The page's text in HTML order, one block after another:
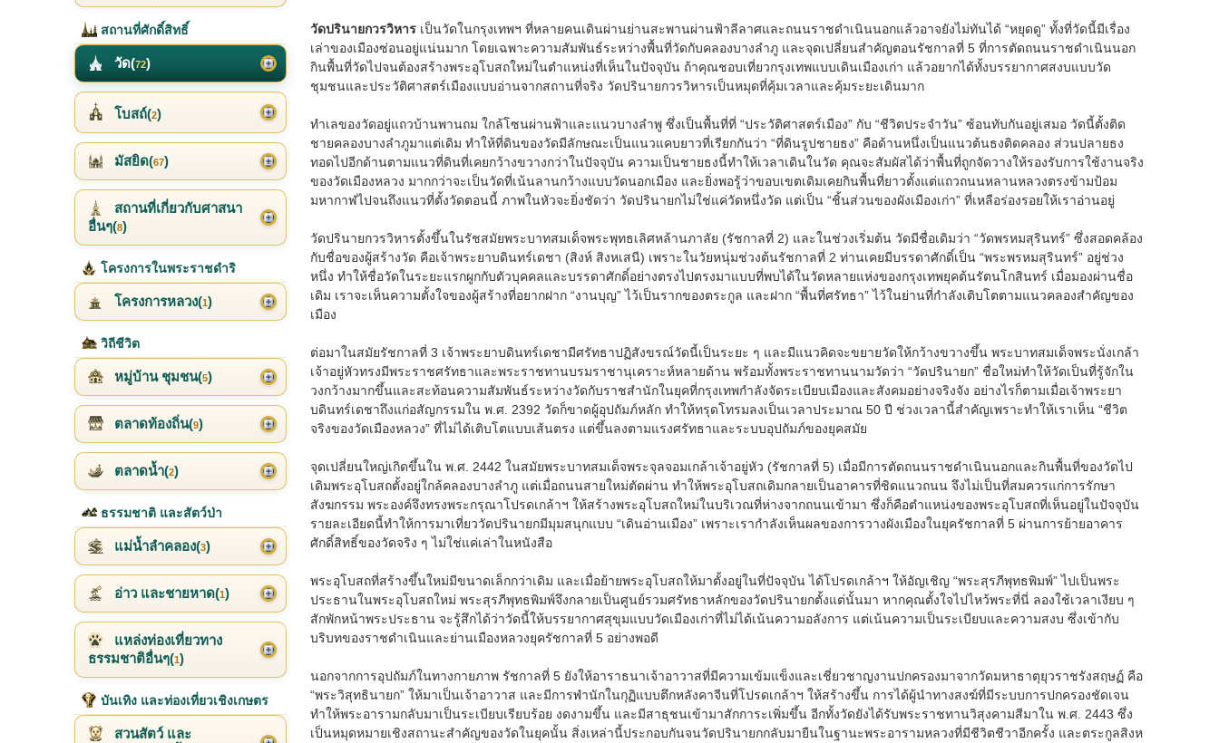
วัดปรินายกวรวิหารเป็นวัดในกรุงเทพฯ ที่หลายคนเดินผ่านย่านสะพานผ่านฟ้าลีลาศและถนนราชดำเนินนอกแล้วอาจยังไม่ทันได้ “หยุดดู” ทั้งที่วัดนี้มีเรื่อง
เล่าของเมืองซ่อนอยู่แน่นมาก โดยเฉพาะความสัมพันธ์ระหว่างพื้นที่วัดกับคลองบางลำภู และจุดเปลี่ยนสำคัญตอนรัชกาลที่ 5 ที่การตัดถนนราชดำเนินนอก
กินพื้นที่วัดไปจนต้องสร้างพระอุโบสถใหม่ในตำแหน่งที่เห็นในปัจจุบัน ถ้าคุณชอบเที่ยวกรุงเทพแบบเดินเมืองเก่า แล้วอยากได้ทั้งบรรยากาศสงบแบบวัด
ชุมชนและประวัติศาสตร์เมืองแบบอ่านจากสถานที่จริง วัดปรินายกวรวิหารเป็นหมุดที่คุ้มเวลาและคุ้มระยะเดินมาก
ทำเลของวัดอยู่แถวบ้านพานถม ใกล้โซนผ่านฟ้าและแนวบางลำพู ซึ่งเป็นพื้นที่ที่ “ประวัติศาสตร์เมือง” กับ “ชีวิตประจำวัน” ซ้อนทับกันอยู่เสมอ วัดนี้ตั้งติด
ชายคลองบางลำภูมาแต่เดิม ทำให้ที่ดินของวัดมีลักษณะเป็นแนวแคบยาวที่เรียกกันว่า “ที่ดินรูปชายธง” คือด้านหนึ่งเป็นแนวต้นธงติดคลอง ส่วนปลายธง
ทอดไปอีกด้านตามแนวที่ดินที่เคยกว้างขวางกว่าในปัจจุบัน ความเป็นชายธงนี้ทำให้เวลาเดินในวัด คุณจะสัมผัสได้ว่าพื้นที่ถูกจัดวางให้รองรับการใช้งานจริง
ของวัดเมืองหลวง มากกว่าจะเป็นวัดที่เน้นลานกว้างแบบวัดนอกเมือง และยิ่งพอรู้ว่าขอบเขตเดิมเคยกินพื้นที่ยาวตั้งแต่แถวถนนหลานหลวงตรงข้ามป้อม
มหากาฬไปจนถึงแนวที่ตั้งวัดตอนนี้ ภาพในหัวจะยิ่งชัดว่า วัดปรินายกไม่ใช่แค่วัดหนึ่งวัด แต่เป็น “ชิ้นส่วนของผังเมืองเก่า” ที่เหลือร่องรอยให้เราอ่านอยู่
วัดปรินายกวรวิหารตั้งขึ้นในรัชสมัยพระบาทสมเด็จพระพุทธเลิศหล้านภาลัย (รัชกาลที่ 2) และในช่วงเริ่มต้น วัดมีชื่อเดิมว่า “วัดพรหมสุรินทร์” ซึ่งสอดคล้อง
กับชื่อของผู้สร้างวัด คือเจ้าพระยาบดินทร์เดชา (สิงห์ สิงหเสนี) เพราะในวัยหนุ่มช่วงต้นรัชกาลที่ 2 ท่านเคยมีบรรดาศักดิ์เป็น “พระพรหมสุรินทร์” อยู่ช่วง
หนึ่ง ทำให้ชื่อวัดในระยะแรกผูกกับตัวบุคคลและบรรดาศักดิ์อย่างตรงไปตรงมาแบบที่พบได้ในวัดหลายแห่งของกรุงเทพยุคต้นรัตนโกสินทร์ เมื่อมองผ่านชื่อ
เดิม เราจะเห็นความตั้งใจของผู้สร้างที่อยากฝาก “งานบุญ” ไว้เป็นรากของตระกูล และฝาก “พื้นที่ศรัทธา” ไว้ในย่านที่กำลังเติบโตตามแนวคลองสำคัญของ
เมือง
ต่อมาในสมัยรัชกาลที่ 3 เจ้าพระยาบดินทร์เดชามีศรัทธาปฏิสังขรณ์วัดนี้เป็นระยะ ๆ และมีแนวคิดจะขยายวัดให้กว้างขวางขึ้น พระบาทสมเด็จพระนั่งเกล้า
เจ้าอยู่หัวทรงมีพระราชศรัทธาและพระราชทานบรมราชานุเคราะห์หลายด้าน พร้อมทั้งพระราชทานนามวัดว่า “วัดปรินายก” ชื่อใหม่ทำให้วัดเป็นที่รู้จักใน
วงกว้างมากขึ้นและสะท้อนความสัมพันธ์ระหว่างวัดกับราชสำนักในยุคที่กรุงเทพกำลังจัดระเบียบเมืองและสังคมอย่างจริงจัง อย่างไรก็ตามเมื่อเจ้าพระยา
บดินทร์เดชาถึงแก่อสัญกรรมใน พ.ศ. 2392 วัดก็ขาดผู้อุปถัมภ์หลัก ทำให้ทรุดโทรมลงเป็นเวลาประมาณ 50 ปี ช่วงเวลานี้สำคัญเพราะทำให้เราเห็น “ชีวิต
จริงของวัดเมืองหลวง” ที่ไม่ได้เติบโตแบบเส้นตรง แต่ขึ้นลงตามแรงศรัทธาและระบบอุปถัมภ์ของยุคสมัย
จุดเปลี่ยนใหญ่เกิดขึ้นใน พ.ศ. 2442 ในสมัยพระบาทสมเด็จพระจุลจอมเกล้าเจ้าอยู่หัว (รัชกาลที่ 5) เมื่อมีการตัดถนนราชดำเนินนอกและกินพื้นที่ของวัดไป
เดิมพระอุโบสถตั้งอยู่ใกล้คลองบางลำภู แต่เมื่อถนนสายใหม่ตัดผ่าน ทำให้พระอุโบสถเดิมกลายเป็นอาคารที่ชิดแนวถนน จึงไม่เป็นที่สมควรแก่การรักษา
สังฆกรรม พระองค์จึงทรงพระกรุณาโปรดเกล้าฯ ให้สร้างพระอุโบสถใหม่ในบริเวณที่ห่างจากถนนเข้ามา ซึ่งก็คือตำแหน่งของพระอุโบสถที่เห็นอยู่ในปัจจุบัน
รายละเอียดนี้ทำให้การมาเที่ยววัดปรินายกมีมุมสนุกแบบ “เดินอ่านเมือง” เพราะเรากำลังเห็นผลของการวางผังเมืองในยุครัชกาลที่ 5 ผ่านการย้ายอาคาร
ศักดิ์สิทธิ์ของวัดจริง ๆ ไม่ใช่แค่เล่าในหนังสือ
พระอุโบสถที่สร้างขึ้นใหม่มีขนาดเล็กกว่าเดิม และเมื่อย้ายพระอุโบสถให้มาตั้งอยู่ในที่ปัจจุบัน ได้โปรดเกล้าฯ ให้อัญเชิญ “พระสุรภีพุทธพิมพ์” ไปเป็นพระ
ประธานในพระอุโบสถใหม่ พระสุรภีพุทธพิมพ์จึงกลายเป็นศูนย์รวมศรัทธาหลักของวัดปรินายกตั้งแต่นั้นมา หากคุณตั้งใจไปไหว้พระที่นี่ ลองใช้เวลาเงียบ ๆ
สักพักหน้าพระประธาน จะรู้สึกได้ว่าวัดนี้ให้บรรยากาศสุขุมแบบวัดเมืองเก่าที่ไม่ได้เน้นความอลังการ แต่เน้นความเป็นระเบียบและความสงบ ซึ่งเข้ากับ
บริบทของราชดำเนินและย่านเมืองหลวงยุครัชกาลที่ 5 อย่างพอดี
นอกจากการอุปถัมภ์ในทางกายภาพ รัชกาลที่ 5 ยังให้อาราธนาเจ้าอาวาสที่มีความเข้มแข็งและเชี่ยวชาญงานปกครองมาจากวัดมหาธาตุยุวราชรังสฤษฏ์ คือ
“พระวิสุทธินายก” ให้มาเป็นเจ้าอาวาส และมีการพำนักในกุฏิแบบตึกหลังคาจีนที่โปรดเกล้าฯ ให้สร้างขึ้น การได้ผู้นำทางสงฆ์ที่มีระบบการปกครองชัดเจน
ทำให้พระอารามกลับมาเป็นระเบียบเรียบร้อย งดงามขึ้น และมีสาธุชนเข้ามาสักการะเพิ่มขึ้น อีกทั้งวัดยังได้รับพระราชทานวิสุงคามสีมาใน พ.ศ. 2443 ซึ่ง
เป็นหมุดหมายเชิงสถานะสำคัญของวัดในยุคนั้น สิ่งเหล่านี้ประกอบกันจนวัดปรินายกกลับมายืนในฐานะพระอารามหลวงที่มีชีวิตชีวาอีกครั้ง และตระกูลสิงห
สถานที่ศักดิ์สิทธิ์
วัด(72)
โบสถ์(2)
มัสยิด(67)
สถานที่เกี่ยวกับศาสนา
อื่นๆ(8)
โครงการในพระราชดำริ
โครงการหลวง(1)
วิถีชีวิต
หมู่บ้าน ชุมชน(5)
ตลาดท้องถิ่น(9)
ตลาดน้ำ(2)
ธรรมชาติ และสัตว์ป่า
แม่น้ำลำคลอง(3)
อ่าว และชายหาด(1)
แหล่งท่องเที่ยวทาง
ธรรมชาติอื่นๆ(1)
บันเทิง และท่องเที่ยวเชิงเกษตร
สวนสัตว์ และ